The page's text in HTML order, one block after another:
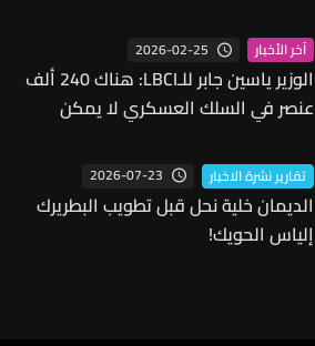
الاجتماعية فقط والمساعدات تجاوزت
مئات الملايين
آخر الأخبار 2026-02-25
الوزير ياسين جابر للـLBCI: هناك 240 ألف
عنصر في السلك العسكري لا يمكن
الحدود مع انسحاب "اليونيفيل" وهناك
دعوات للتطويع
تقارير نشرة الاخبار 2026-07-23
الديمان خلية نحل قبل تطويب البطريرك
إلياس الحويك!